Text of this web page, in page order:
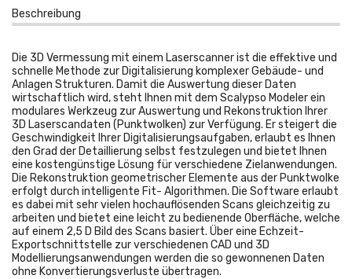
Beschreibung
Die 3D Vermessung mit einem Laserscanner ist die effektive und
schnelle Methode zur Digitalisierung komplexer Gebäude- und
Anlagen Strukturen. Damit die Auswertung dieser Daten
wirtschaftlich wird, steht Ihnen mit dem Scalypso Modeler ein
modulares Werkzeug zur Auswertung und Rekonstruktion Ihrer
3D Laserscandaten (Punktwolken) zur Verfügung. Er steigert die
Geschwindigkeit Ihrer Digitalisierungsaufgaben, erlaubt es Ihnen
den Grad der Detaillierung selbst festzulegen und bietet Ihnen
eine kostengünstige Lösung für verschiedene Zielanwendungen.
Die Rekonstruktion geometrischer Elemente aus der Punktwolke
erfolgt durch intelligente Fit- Algorithmen. Die Software erlaubt
es dabei mit sehr vielen hochauflösenden Scans gleichzeitig zu
arbeiten und bietet eine leicht zu bedienende Oberfläche, welche
auf einem 2,5 D Bild des Scans basiert. Über eine Echzeit-
Exportschnittstelle zur verschiedenen CAD und 3D
Modellierungsanwendungen werden die so gewonnenen Daten
ohne Konvertierungsverluste übertragen.